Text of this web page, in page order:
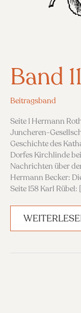
Band
Beitragsband
Seite 1 Hermann
Juncheren-
Geschichte des
Dorfes Kirchlinde
Nachrichten über
Hermann Becker:
Seite 158 Karl Rübel:
BAND